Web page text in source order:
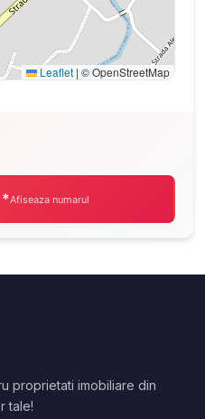
Leaflet | © OpenStreetMap
Afiseaza numarul
proprietati imobiliare din
tale!